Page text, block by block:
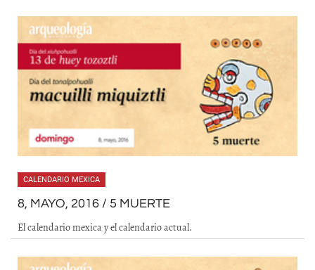
CALENDARIO MEXICA
8, MAYO, 2016 / 5 MUERTE
El calendario mexica y el calendario actual.